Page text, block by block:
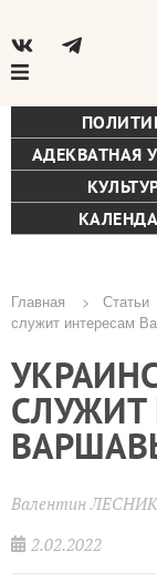
АДЕКВАТНАЯ
Строка
Главная Статьи
служит интересам
СЛУЖИТ
Валентин ЛЕСНИК
2.02.2022